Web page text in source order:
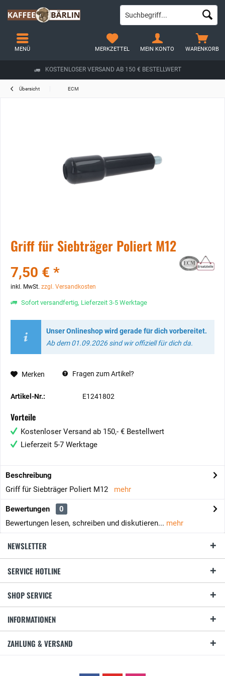
KOSTENLOSER VERSAND AB 150 € BESTELLWERT
WARENKORB
MERKZETTEL MEIN KONTO
MENÜ
Übersicht ECM
Griff für Siebträger Poliert M12
7,50 € *
inkl. MwSt. zzgl. Versandkosten
Sofort versandfertig, Lieferzeit 3-5 Werktage
Unser Onlineshop wird gerade für dich vorbereitet.
Ab dem 01.09.2026 sind wir offiziell für dich da.
Merken Fragen zum Artikel?
Artikel-Nr.: E1241802
Vorteile
Kostenloser Versand ab 150,- € Bestellwert
Lieferzeit 5-7 Werktage
Beschreibung
Griff für Siebträger Poliert M12 mehr
Bewertungen
0
Bewertungen lesen, schreiben und diskutieren... mehr
NEWSLETTER
SERVICE HOTLINE
SHOP SERVICE
INFORMATIONEN
ZAHLUNG & VERSAND